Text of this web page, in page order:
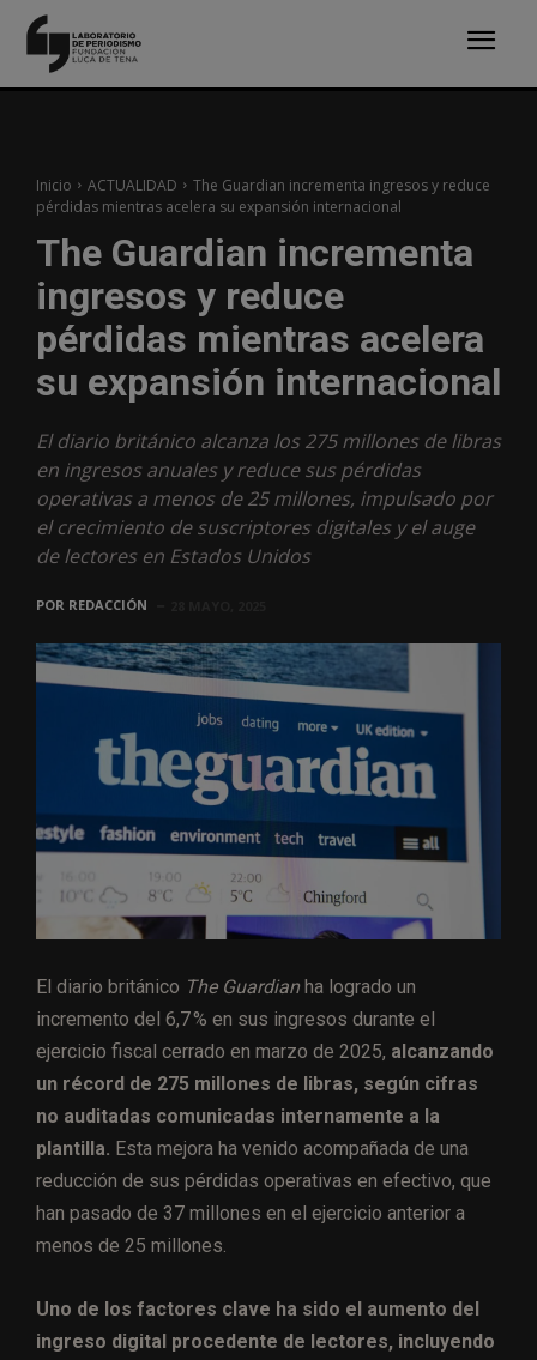
Inicio ACTUALIDAD
The Guardian incrementa ingresos y reduce
pérdidas mientras acelera su expansión internacional
The Guardian incrementa
ingresos y reduce
pérdidas mientras acelera
su expansión internacional
El diario británico alcanza los 275 millones de libras
en ingresos anuales y reduce sus pérdidas
operativas a menos de 25 millones, impulsado por
el crecimiento de suscriptores digitales y el auge
de lectores en Estados Unidos
POR REDACCIÓN
El diario británico The Guardianha logrado un
incremento del 6,7 % en sus ingresos durante el
ejercicio fiscal cerrado en marzo de 2025, alcanzando
un récord de 275 millones de libras, según cifras
no auditadas comunicadas internamente a la
plantilla. Esta mejora ha venido acompañada de una
reducción de sus pérdidas operativas en efectivo, que
han pasado de 37 millones en el ejercicio anterior a
menos de 25 millones.
Uno de los factores clave ha sido el aumento del
ingreso digital procedente de lectores, incluyendo